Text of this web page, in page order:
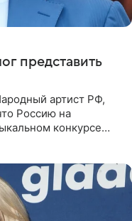
представить
артист РФ,
Россию на
конкурсе